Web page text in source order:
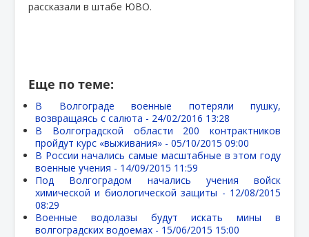
рассказали в штабе ЮВО.
Еще по теме:
В Волгограде военные потеряли пушку,
возвращаясь с салюта - 24/02/2016 13:28
В Волгоградской области 200 контрактников
пройдут курс «выживания» - 05/10/2015 09:00
В России начались самые масштабные в этом году
военные учения - 14/09/2015 11:59
Под Волгоградом начались учения войск
химической и биологической защиты - 12/08/2015
08:29
Военные водолазы будут искать мины в
волгоградских водоемах - 15/06/2015 15:00